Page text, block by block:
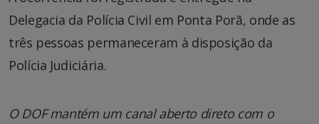
Delegacia da Polícia Civil em Ponta Porã, onde as
três pessoas permaneceram à disposição da
Polícia Judiciária.
O DOF mantém um canal aberto direto com o